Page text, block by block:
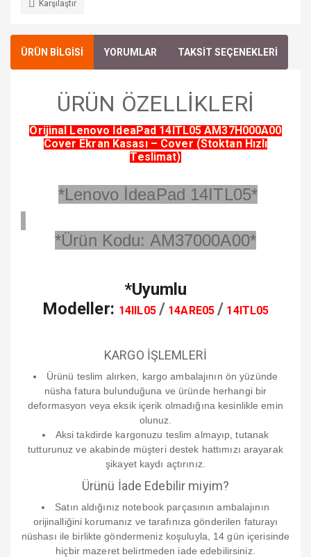
Karşılaştır
ÜRÜN BİLGİSİ YORUMLAR TAKSİT SEÇENEKLERİ
ÜRÜN ÖZELLİKLERİ
Orijinal Lenovo İdeaPad 14ITL05 AM37H000A00
Cover Ekran Kasası – Cover (Stoktan Hızlı
Teslimat)
*Lenovo İdeaPad 14ITL05*
*Ürün Kodu: AM37000A00*
*Uyumlu
Modeller: 14IIL05 / 14ARE05/ 14ITL05
KARGO İŞLEMLERİ
Ürünü teslim alırken, kargo ambalajının ön yüzünde
nüsha fatura bulunduğuna ve üründe herhangi bir
deformasyon veya eksik içerik olmadığına kesinlikle emin
olunuz.
Aksi takdirde kargonuzu teslim almayıp, tutanak
tutturunuz ve akabinde müşteri destek hattımızı arayarak
şikayet kaydı açtırınız.
Ürünü İade Edebilir miyim?
Satın aldığınız notebook parçasının ambalajının
orijinalliğini korumanız ve tarafınıza gönderilen faturayı
nüshası ile birlikte göndermeniz koşuluyla, 14 gün içerisinde
hiçbir mazeret belirtmeden iade edebilirsiniz.